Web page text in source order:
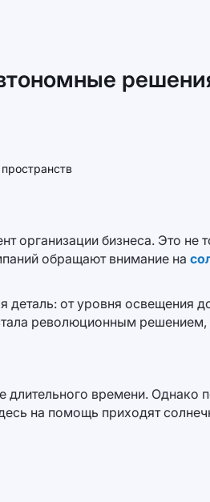
бизнеса. Это не
обращают внимание на
от уровня освещения
революционным решением,
длительного времени.
на помощь приходят